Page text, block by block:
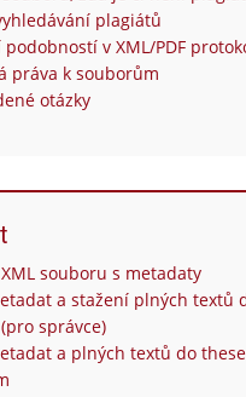
plagiátů
podobností v XML/PDF
práva k souborům
otázky
souboru s metadaty
a stažení plných textů
správce)
a plných textů do